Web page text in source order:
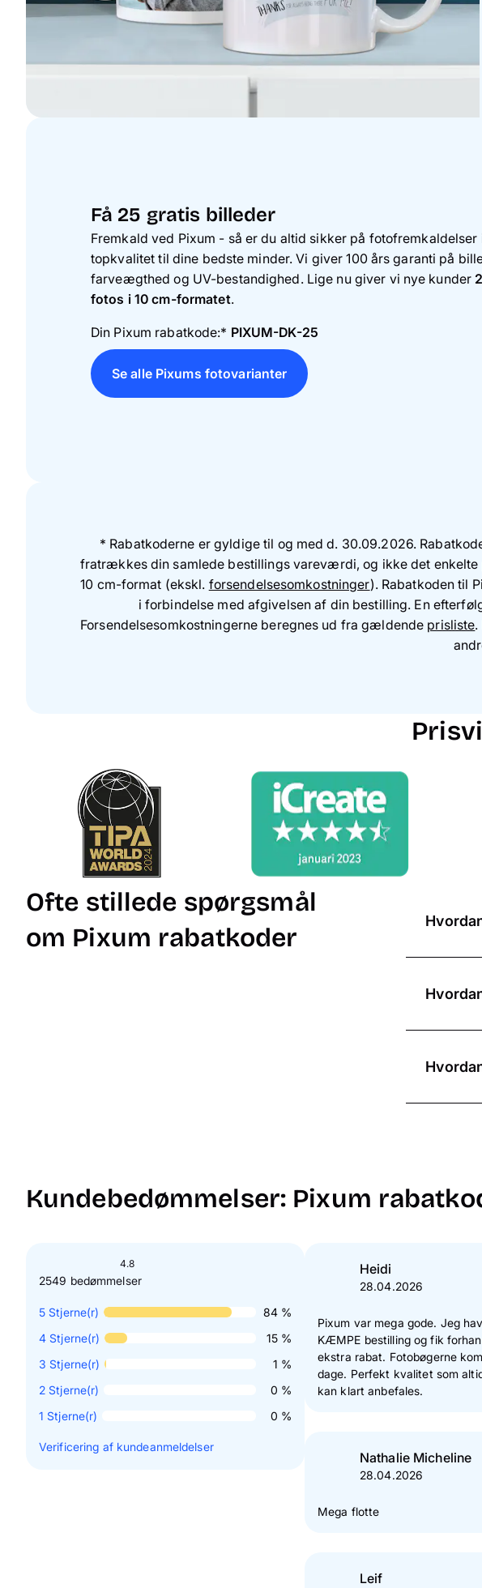
Få 25 gratis billeder
Fremkald ved Pixum - så er du altid sikker på fotofremkaldelser
topkvalitet til dine bedste minder. Vi giver 100 års garanti på
farveægthed og UV-bestandighed. Lige nu giver vi nye kunder
fotos i 10 cm-formatet.
Din Pixum rabatkode:* PIXUM-DK-25
Se alle Pixums fotovarianter
* Rabatkoderne er gyldige til og med d. 30.09.2026.
fratrækkes din samlede bestillings vareværdi, og ikke det
10 cm-format (ekskl. forsendelsesomkostninger). Rabatkoden til
i forbindelse med afgivelsen af din bestilling. En
Forsendelsesomkostningerne beregnes ud fra gældende prisliste.
Ofte stillede spørgsmål
om Pixum rabatkoder
Hvis du
siden
én gang
Som
Tilmeld
Kundebedømmelser: Pixum
4.8
2549 bedømmelser
5 Stjerne(r)
84 %
4 Stjerne(r)
15 %
3 Stjerne(r)
1 %
2 Stjerne(r)
0 %
1 Stjerne(r) 0 %
Verificering af kundeanmeldelser
Heidi
28.04.2026
Pixum var mega gode. Jeg
KÆMPE bestilling og fik
ekstra rabat. Fotobøgerne
dage. Perfekt kvalitet som
kan klart anbefales.
Nathalie Micheline
28.04.2026
Mega flotte
Leif